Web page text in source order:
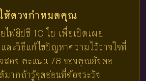
ห้ดวงกำหนดคุณ
ไพ่ยิปซี 10 ใบ เพื่อเปิดเผย
ละวิธีแก้ไขปัญหาความไว้วางใจที่
สอง คะแนน 78 ของคุณยังพอ
มากถ้ารู้จุดอ่อนที่ต้องระวัง